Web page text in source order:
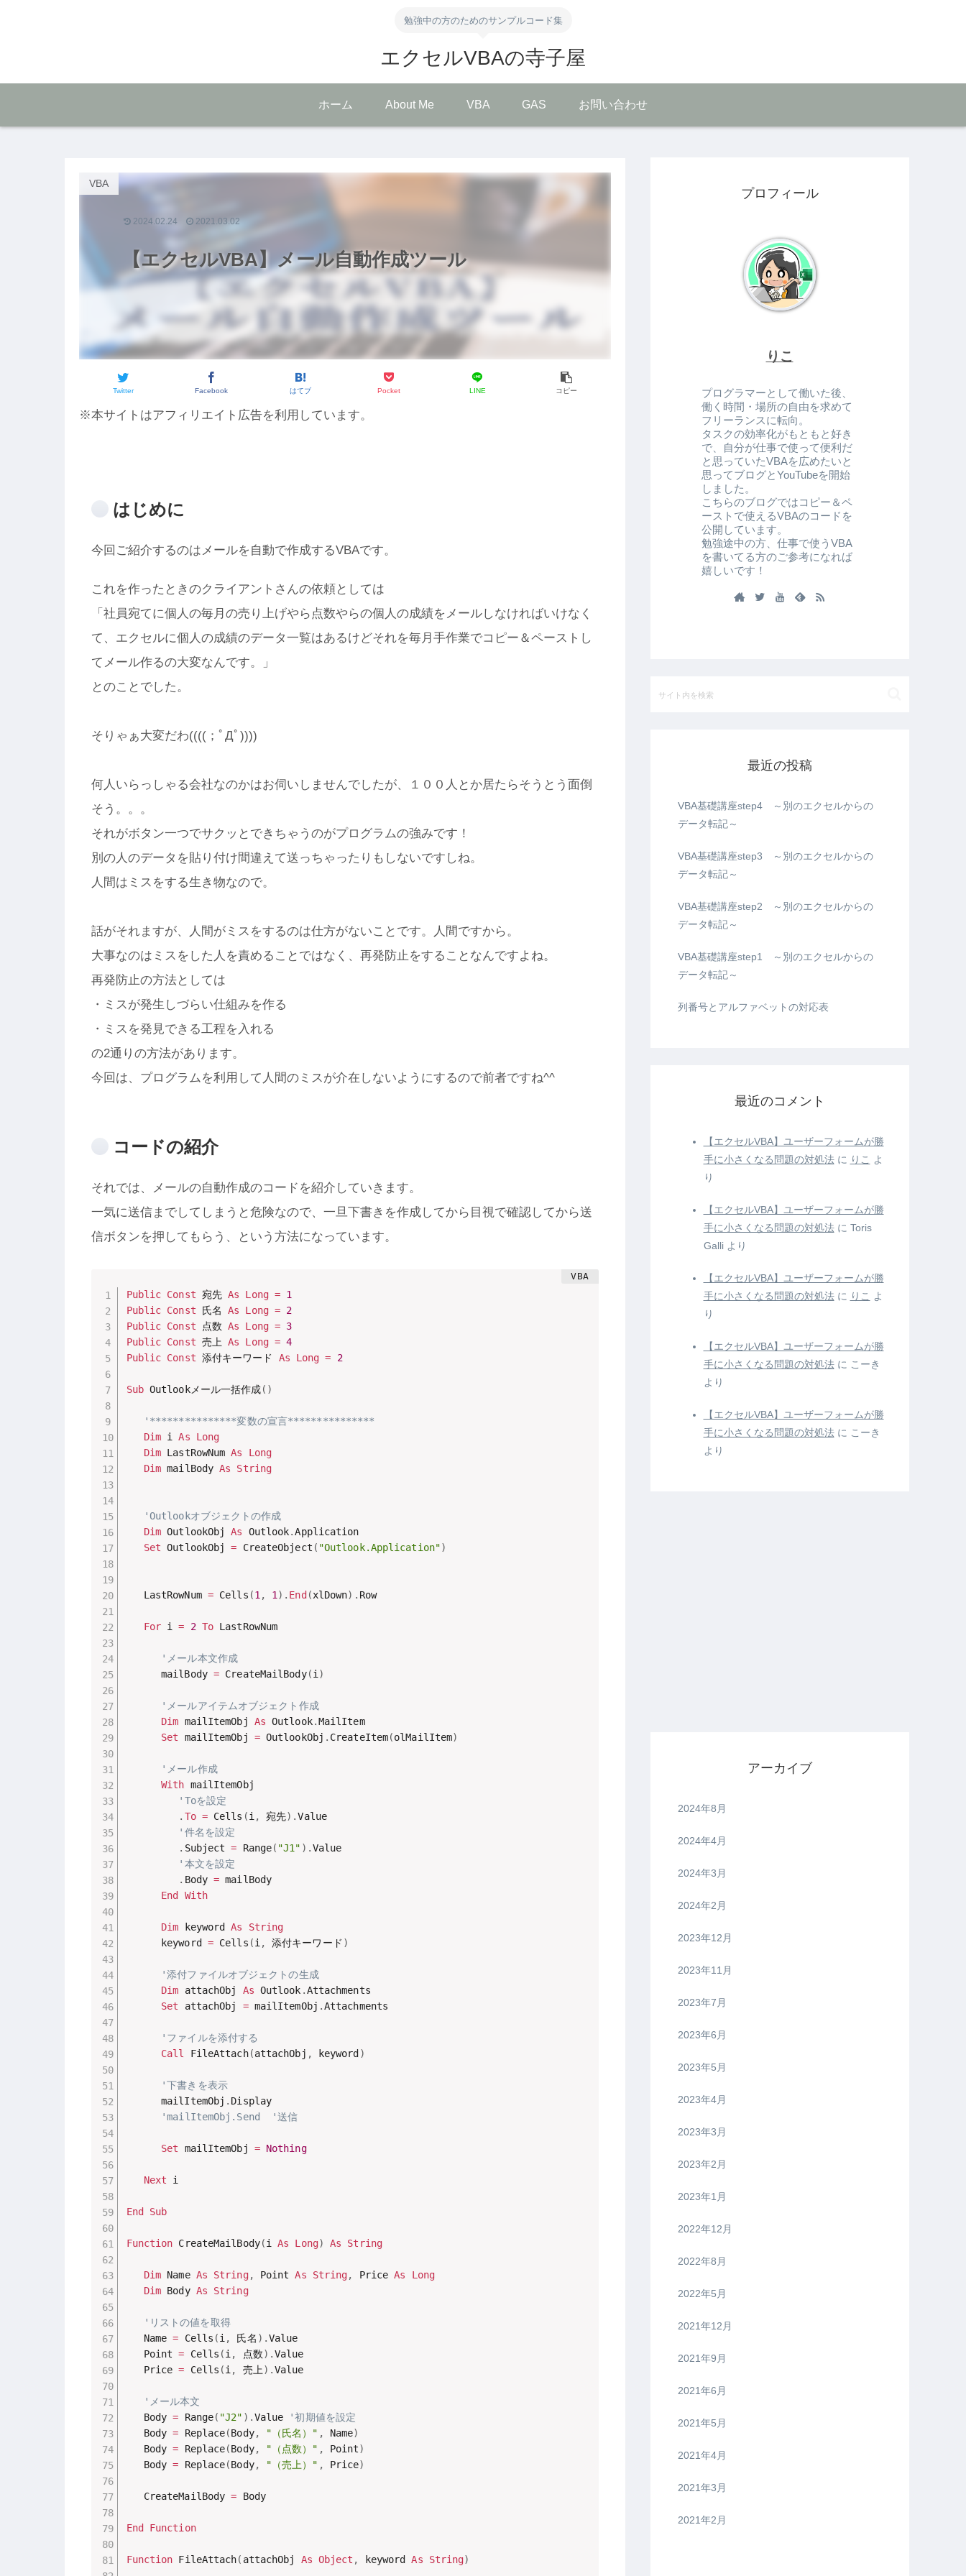
勉強中の方のためのサンプルコード集
エクセルVBAの寺子屋
ホーム About Me VBA GAS お問い合わせ
【エクセルVBA】メール自動作成ツール
VBA
Twitter Facebook はてブ Pocket LINE コピー
2024.02.24 2021.03.02
※本サイトはアフィリエイト広告を利用しています。
はじめに
今回ご紹介するのはメールを自動で作成するVBAです。
これを作ったときのクライアントさんの依頼としては
「社員宛てに個人の毎月の売り上げやら点数やらの個人の成績をメールしなければいけなく
て、エクセルに個人の成績のデータ一覧はあるけどそれを毎月手作業でコピー＆ペーストし
てメール作るの大変なんです。」
とのことでした。
そりゃぁ大変だわ((((；ﾟДﾟ))))
何人いらっしゃる会社なのかはお伺いしませんでしたが、１００人とか居たらそうとう面倒
そう。。。
それがボタン一つでサクッとできちゃうのがプログラムの強みです！
別の人のデータを貼り付け間違えて送っちゃったりもしないですしね。
人間はミスをする生き物なので。
話がそれますが、人間がミスをするのは仕方がないことです。人間ですから。
大事なのはミスをした人を責めることではなく、再発防止をすることなんですよね。
再発防止の方法としては
・ミスが発生しづらい仕組みを作る
・ミスを発見できる工程を入れる
の2通りの方法があります。
今回は、プログラムを利用して人間のミスが介在しないようにするので前者ですね^^
コードの紹介
それでは、メールの自動作成のコードを紹介していきます。
一気に送信までしてしまうと危険なので、一旦下書きを作成してから目視で確認してから送
信ボタンを押してもらう、という方法になっています。
Public Const 宛先 As Long = 1
Public Const 氏名 As Long = 2
Public Const 点数 As Long = 3
Public Const 売上 As Long = 4
Public Const 添付キーワード As Long = 2
Sub Outlookメール一括作成( )
'***************変数の宣言***************
Dim i As
Long
Dim LastRowNum As
Long
Dim mailBody As String
'Outlookオブジェクトの作成
Dim OutlookObj As Outlook.Application
Set OutlookObj = CreateObject ( "Outlook.Application")
   LastRowNum
= Cells (1 , 1 ) . End (xlDown) . Row
For i = 2 To LastRowNum
'メール本文作成
      mailBody
= CreateMailBody(i )
'メールアイテムオブジェクト作成
Dim mailItemObj As Outlook.MailItem
Set mailItemObj = OutlookObj . CreateItem(olMailItem)
'メール作成
With mailItemObj
'Toを設定
. To = Cells (i , 宛先) .Value
'件名を設定
. Subject = Range( "J1" ) .Value
'本文を設定
. Body = mailBody
End
With
Dim keyword As
String
      keyword
= Cells (i , 添付キーワード )
'添付ファイルオブジェクトの生成
Dim attachObj As Outlook .Attachments
Set attachObj = mailItemObj .Attachments
'ファイルを添付する
Call
FileAttach(attachObj , keyword )
'下書きを表示
      mailItemObj
. Display
'mailItemObj.Send  '送信
Set mailItemObj = Nothing
Next i
End Sub
Function CreateMailBody(i As Long) As String
Dim Name As String, Point As String, Price As
Long
Dim Body As String
'リストの値を取得
   Name
= Cells (i , 氏名 ) .Value
   Point
= Cells (i , 点数) .Value
   Price
= Cells (i , 売上 ) .Value
'メール本文
   Body
= Range( "J2" ) .Value
'初期値を設定
   Body
= Replace(Body, "（氏名）" , Name)
   Body
= Replace(Body, "（点数）" , Point)
   Body
= Replace(Body, "（売上）" , Price)
   CreateMailBody
= Body
End Function
Function FileAttach( attachObj As Object , keyword As String)
プロフィール
りこ
プログラマーとして働いた後、
働く時間・場所の自由を求めて
フリーランスに転向。
タスクの効率化がもともと好き
で、自分が仕事で使って便利だ
と思っていたVBAを広めたいと
思ってブログとYouTubeを開始
しました。
こちらのブログではコピー＆ペ
ーストで使えるVBAのコードを
公開しています。
勉強途中の方、仕事で使うVBA
を書いてる方のご参考になれば
嬉しいです！
最近の投稿
VBA基礎講座step4 ～別のエクセルからの
データ転記～
VBA基礎講座step3 ～別のエクセルからの
データ転記～
VBA基礎講座step2 ～別のエクセルからの
データ転記～
VBA基礎講座step1 ～別のエクセルからの
データ転記～
列番号とアルファベットの対応表
最近のコメント
【エクセルVBA】ユーザーフォームが勝
手に小さくなる問題の対処法に りこ よ
り
【エクセルVBA】ユーザーフォームが勝
手に小さくなる問題の対処法に Toris
Galliより
【エクセルVBA】ユーザーフォームが勝
手に小さくなる問題の対処法に りこ よ
り
【エクセルVBA】ユーザーフォームが勝
手に小さくなる問題の対処法に こーき
より
【エクセルVBA】ユーザーフォームが勝
手に小さくなる問題の対処法に こーき
より
アーカイブ
2024年8月
2024年4月
2024年3月
2024年2月
2023年12月
2023年11月
2023年7月
2023年6月
2023年5月
2023年4月
2023年3月
2023年2月
2023年1月
2022年12月
2022年8月
2022年5月
2021年12月
2021年9月
2021年6月
2021年5月
2021年4月
2021年3月
2021年2月